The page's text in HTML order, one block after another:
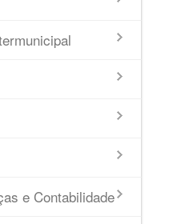
e Contabilidade